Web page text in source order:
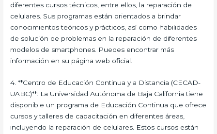
diferentes cursos técnicos, entre ellos, la reparación de
celulares. Sus programas están orientados a brindar
conocimientos teóricos y prácticos, así como habilidades
de solución de problemas en la reparación de diferentes
modelos de smartphones. Puedes encontrar más
información en su página web oficial.
4. **Centro de Educación Continua y a Distancia (CECAD-
UABC)**: La Universidad Autónoma de Baja California tiene
disponible un programa de Educación Continua que ofrece
cursos y talleres de capacitación en diferentes áreas,
incluyendo la reparación de celulares. Estos cursos están